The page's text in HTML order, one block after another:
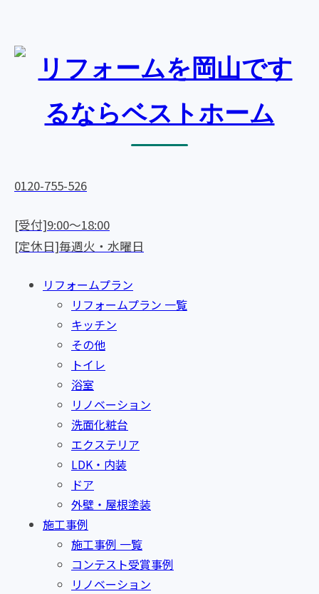
0120-755-526
[受付]9:00～18:00
[定休日]毎週火・水曜日
リフォームプラン
リフォームプラン 一覧
キッチン
その他
トイレ
浴室
リノベーション
洗面化粧台
エクステリア
LDK・内装
ドア
外壁・屋根塗装
施工事例
施工事例 一覧
コンテスト受賞事例
リノベーション